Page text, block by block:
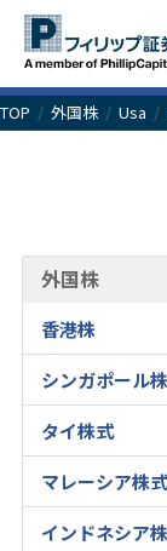
TOP / 外国株/ Usa /
外国株
香港株
シンガポール株
タイ株式
マレーシア株式
インドネシア